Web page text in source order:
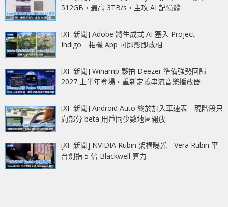
512GB‧最高 3TB/s‧主攻 AI 記憶體
[XF 新聞] Adobe 將生成式 AI 塞入 Project
Indigo 相機 App 可即影即改相
[XF 新聞] Winamp 夥拍 Deezer 準備強勢回歸
2027 上半年登場‧重新定義串流音樂播放器
[XF 新聞] Android Auto 終於加入車速表 現階段只
向部分 beta 用戶同少數地區開放
[XF 新聞] NVIDIA Rubin 架構曝光 Vera Rubin 平
台劍指 5 倍 Blackwell 算力